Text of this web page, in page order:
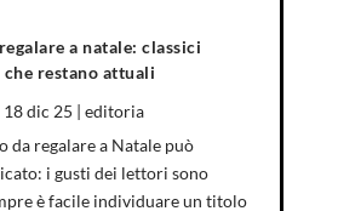
a natale: classici
restano attuali
18 dic 25 | editoria
da regalare a Natale può
i gusti dei lettori sono
è facile individuare un titolo